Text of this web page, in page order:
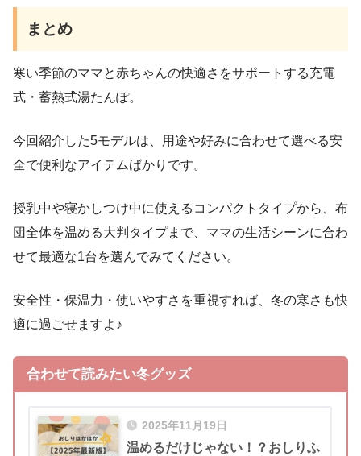
まとめ
寒い季節のママと赤ちゃんの快適さをサポートする充電
式・蓄熱式湯たんぽ。
今回紹介した5モデルは、用途や好みに合わせて選べる安
全で便利なアイテムばかりです。
授乳中や寝かしつけ中に使えるコンパクトタイプから、布
団全体を温める大判タイプまで、ママの生活シーンに合わ
せて最適な1台を選んでみてください。
安全性・保温力・使いやすさを重視すれば、冬の寒さも快
適に過ごせますよ♪
合わせて読みたい冬グッズ
2025年11月19日
温めるだけじゃない！？おしりふ